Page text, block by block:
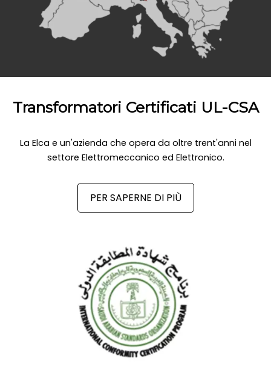
Transformatori Certificati UL-CSA
La Elca e un'azienda che opera da oltre trent'anni nel
settore Elettromeccanico ed Elettronico.
PER SAPERNE DI PIÙ